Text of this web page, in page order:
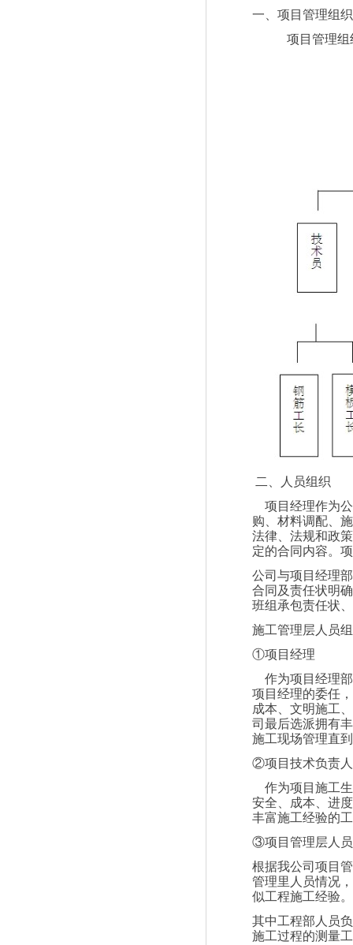
一、项目管理组
项目管理
二、人员组织
项目经理作为
购、材料调配、
法律、法规和政
定的合同内容。
公司与项目经理
合同及责任状明
班组承包责任状
施工管理层人员
①项目经理
作为项目经理
项目经理的委任
成本、文明施工
司最后选派拥有
施工现场管理直
②项目技术负责人
作为项目施工
安全、成本、进
丰富施工经验的
③项目管理层人员
根据我公司项目
管理里人员情况
似工程施工经验。
其中工程部人员
施工过程的测量